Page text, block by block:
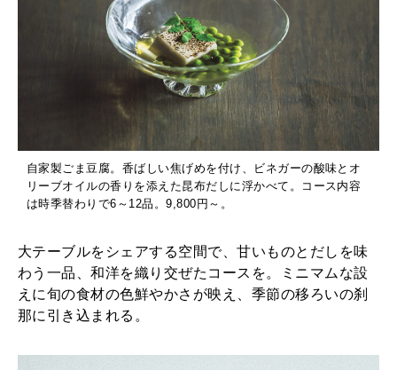
自家製ごま豆腐。香ばしい焦げめを付け、ビネガーの酸味とオ
リーブオイルの香りを添えた昆布だしに浮かべて。コース内容
は時季替わりで6～12品。9,800円～。
大テーブルをシェアする空間で、甘いものとだしを味
わう一品、和洋を織り交ぜたコースを。ミニマムな設
えに旬の食材の色鮮やかさが映え、季節の移ろいの刹
那に引き込まれる。